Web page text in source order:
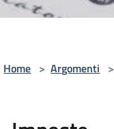
Home > Argomenti >